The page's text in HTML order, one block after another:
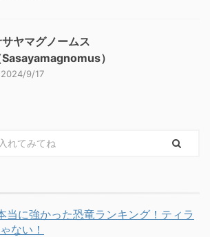
ヤマグノームス
Sasayamagnomus）
2024/9/17
当に強かった恐竜ランキング！ティラ
ない！